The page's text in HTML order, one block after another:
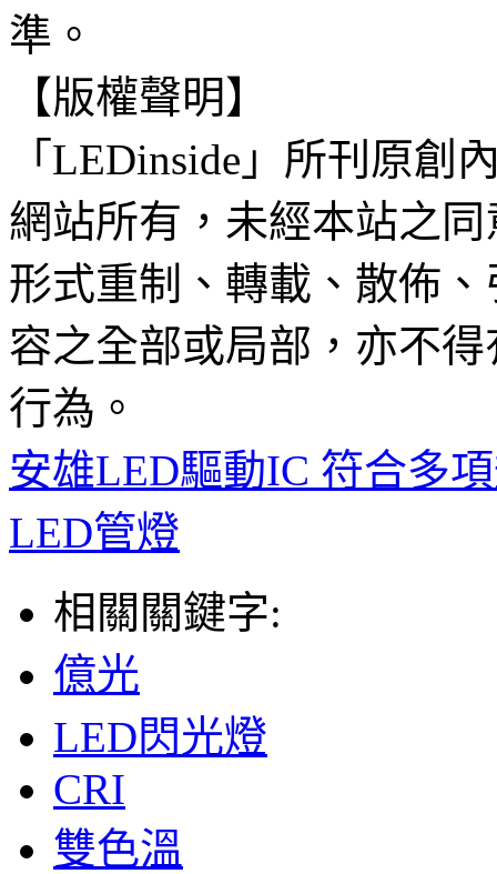
準。
【版權聲明】
「LEDinside」所刊原創
網站所有，未經本站之
形式重制、轉載、散佈
容之全部或局部，亦不
行為。
安雄LED驅動IC 符合多
LED管燈
相關關鍵字:
億光
LED閃光燈
CRI
雙色溫